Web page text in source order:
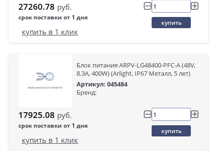
27260.78 руб.
срок поставки от 1 дня
купить
купить в 1 клик
Блок питания ARPV-LG48400-PFC-A (48V,
8.3A, 400W) (Arlight, IP67 Металл, 5 лет)
Артикул: 045484
Бренд:
17925.08 руб.
срок поставки от 1 дня
купить
купить в 1 клик